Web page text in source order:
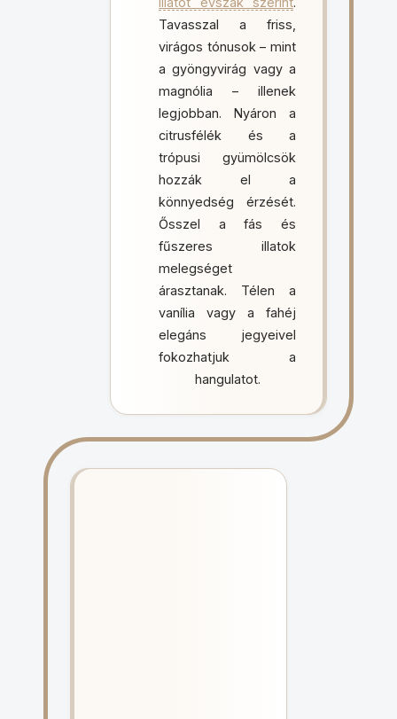
Tavasszal a friss,
virágos tónusok – mint
a gyöngyvirág vagy a
magnólia – illenek
legjobban. Nyáron a
citrusfélék és a
trópusi gyümölcsök
hozzák el a
könnyedség érzését.
Ősszel a fás és
fűszeres illatok
melegséget
árasztanak. Télen a
vanília vagy a fahéj
elegáns jegyeivel
fokozhatjuk a
hangulatot.